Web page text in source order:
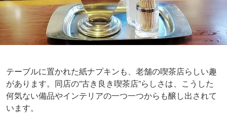
テーブルに置かれた紙ナプキンも、老舗の喫茶店らしい趣
があります。同店の”古き良き喫茶店”らしさは、こうした
何気ない備品やインテリアの一つ一つからも醸し出されて
います。